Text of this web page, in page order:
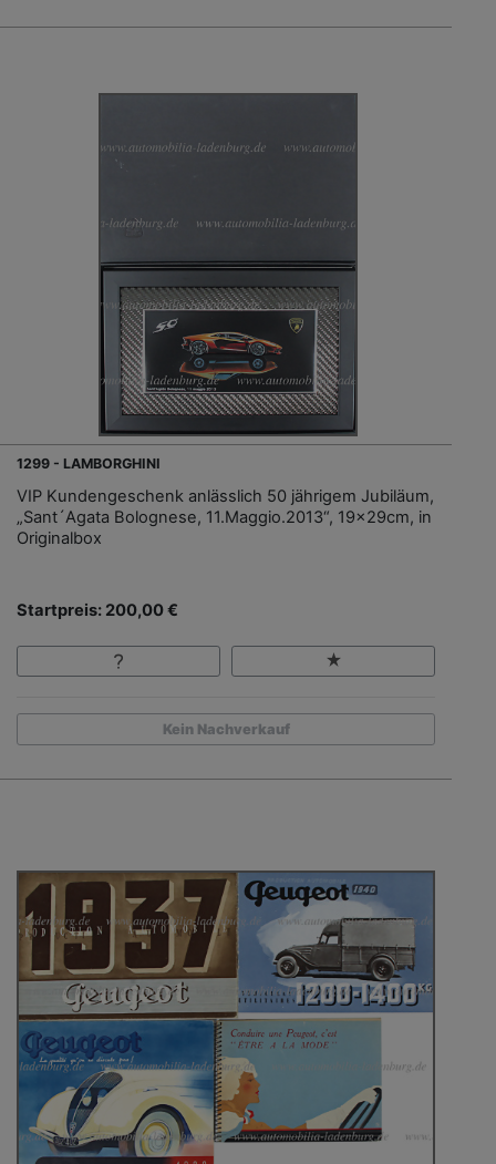
1299 - LAMBORGHINI
VIP Kundengeschenk anlässlich 50 jährigem Jubiläum,
„Sant´Agata Bolognese, 11.Maggio.2013“, 19x29cm, in
Originalbox
Startpreis: 200,00 €
Kein Nachverkauf